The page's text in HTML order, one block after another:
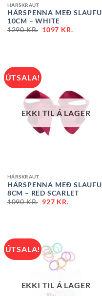
HÁRSKRAUT
HÁRSPENNA MEÐ SLAUFU
10CM – WHITE
1290KR. 1097 KR.
ÚTSALA!
EKKI TIL Á LAGER
HÁRSKRAUT
HÁRSPENNA MEÐ SLAUFU
8CM – RED SCARLET
1090KR. 927 KR.
ÚTSALA!
EKKI TIL Á LAGER